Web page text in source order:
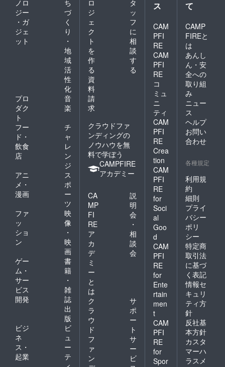
ノロ
ジー
・ガ
ジェ
ット
ち
づ
く
り
・
地
域
活
性
化
プロ
ダク
ト
音
楽
フー
ド・
飲食
店
チ
ャ
レ
ン
ジ
アニ
メ・
漫画
ス
ポ
ー
ツ
ファ
ッ
ショ
ン
映
像
・
映
画
ゲー
ム・
サー
ビス
開発
書
籍
・
雑
誌
出
版
ビジ
ネ
ス・
起業
ビ
ュ
ー
テ
ロ
ジ
ェ
ク
ト
を
作
る
タ
ッ
フ
に
相
談
す
る
資
料
請
求
クラウドファ
ンディングの
ノウハウを無
料で学ぼう
CAMPFIRE
アカデミー
CA
MP
FI
RE
ア
カ
デ
ミ
ー
と
は
説
明
会
・
相
談
会
ク
ラ
ウ
ド
フ
ァ
ン
サ
ポ
ー
ト
サ
ー
ビ
ス
CAM
PFI
RE
CAM
PFI
RE
コ
ミュ
ニ
ティ
CAM
PFI
RE
Crea
tion
CAM
PFI
RE
for
Soci
al
Goo
d
CAM
PFI
RE
for
Ente
rtain
men
t
CAM
PFI
RE
for
Spor
て
CAMP
FIREと
は
あんし
ん・安
全への
取り組
み
ニュー
ス
ヘルプ
お問い
合わせ
各種規定
利用規
約
細則
プライ
バシー
ポリ
シー
特定商
取引法
に基づ
く表記
情報セ
キュリ
ティ方
針
反社基
本方針
カスタ
マーハ
ラスメ